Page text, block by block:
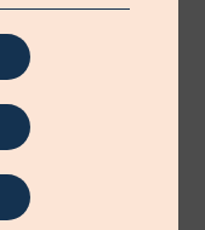
København
presse & PR,